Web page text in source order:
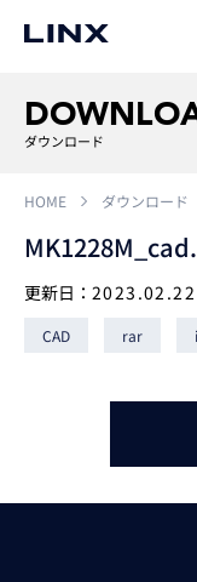
事例
ソリューション
SIパートナー
サポート
企業情報
ダウンロード
HOME ダウンロード
更新日： 2023.02.22
CAD rar